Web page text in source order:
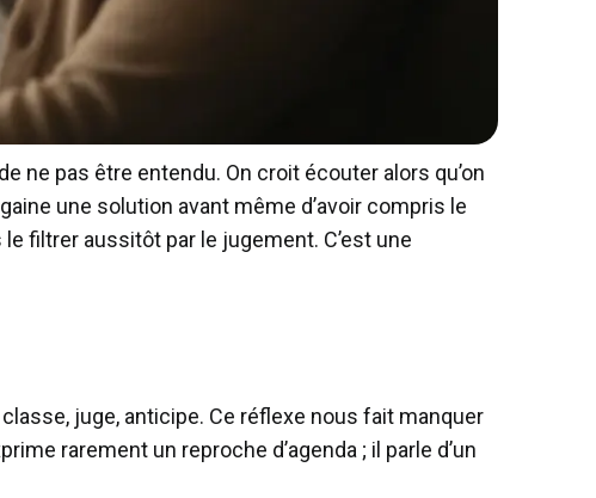
ne pas être entendu. On croit écouter alors qu’on
une solution avant même d’avoir compris le
filtrer aussitôt par le jugement. C’est une
juge, anticipe. Ce réflexe nous fait manquer
rarement un reproche d’agenda ; il parle d’un